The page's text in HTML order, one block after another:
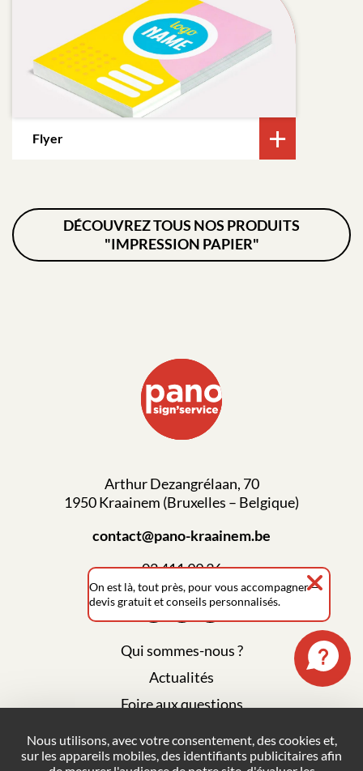
Flyer
DÉCOUVREZ TOUS NOS PRODUITS
"IMPRESSION PAPIER"
Arthur Dezangrélaan, 70
1950 Kraainem (Bruxelles – Belgique)
contact@pano-kraainem.be
02 411 99 36
Qui sommes-nous ?
Actualités
Foire aux questions
Plan du site
On est là, tout près, pour vous accompagner —
devis gratuit et conseils personnalisés.
Nous utilisons, avec votre consentement, des cookies et,
sur les appareils mobiles, des identifiants publicitaires afin